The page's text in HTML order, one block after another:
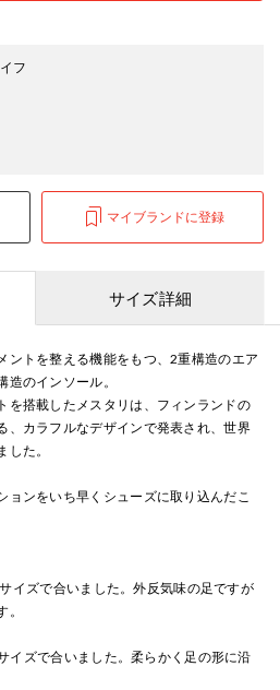
フ
マイブランドに登録
サイズ詳細
ントを整える機能をもつ、2重構造のエア
のインソール。
を搭載したメスタリは、フィンランドの
、カラフルなデザインで発表され、世界
た。
ョンをいち早くシューズに取り込んだこ
イズで合いました。外反気味の足ですが
イズで合いました。柔らかく足の形に沿